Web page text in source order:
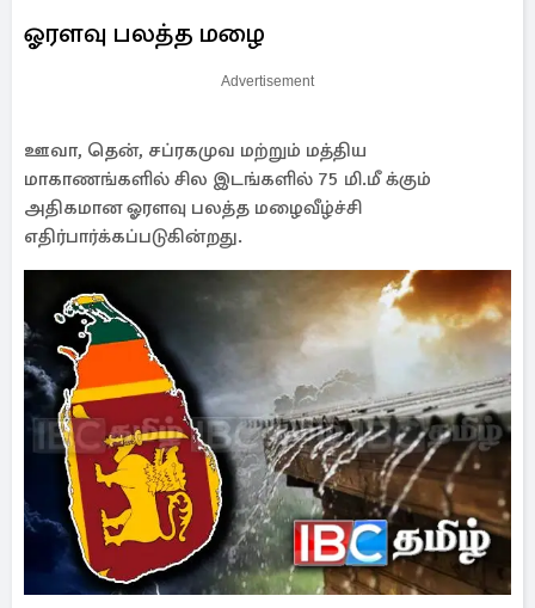
ஓரளவு பலத்த மழை
Advertisement
ஊவா, தென், சப்ரகமுவ மற்றும் மத்திய
மாகாணங்களில் சில இடங்களில் 75 மி.மீ க்கும்
அதிகமான ஓரளவு பலத்த மழைவீழ்ச்சி
எதிர்பார்க்கப்படுகின்றது.